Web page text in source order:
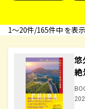
1〜20件/165件中 を表示
悠
絶